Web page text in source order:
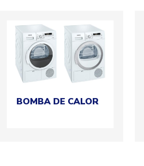
BOMBA DE CALOR